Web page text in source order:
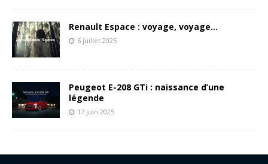
Renault Espace : voyage, voyage…
6 juillet 2025
Peugeot E-208 GTi : naissance d’une
légende
17 juin 2025